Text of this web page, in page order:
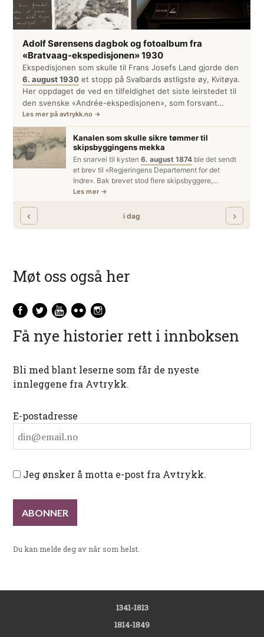
Møt oss også her
Få nye historier rett i innboksen
Bli med blant leserne som får de nyeste
innleggene fra Avtrykk.
E-postadresse
Jeg ønsker å motta e-post fra Avtrykk.
Du kan melde deg av når som helst.
1341-1813
1814-1849